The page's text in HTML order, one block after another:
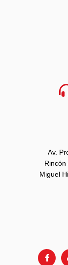
Av.
Rincón
Miguel